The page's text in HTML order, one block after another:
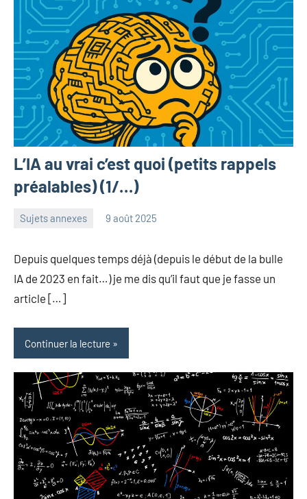
L’IA au vrai c’est quoi (petits rappels
préalables) (1/…)
Sujets annexes 9 août 2025
Frédéric
Depuis quelques temps déjà (depuis le début de la bulle
IA de 2023 en fait…) je me dis qu’il faut que je fasse un
article […]
Continuer la lecture